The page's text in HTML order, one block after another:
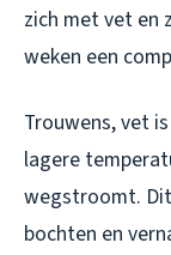
zich met vet en
weken een
Trouwens, vet
lagere
wegstroomt.
bochten en